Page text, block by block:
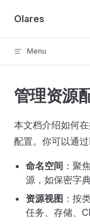
Skip to content
Olares
Menu
管理资源
本文档介绍如何
配置。你可以通
命名空间 ：聚
源，如保密字
资源视图 ：按
任务、存储、